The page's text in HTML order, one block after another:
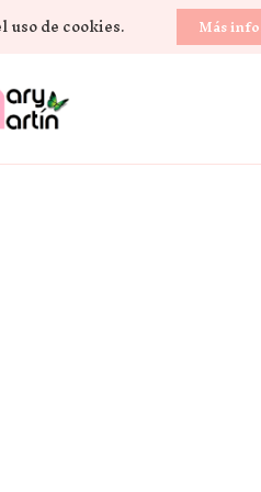
de cookies. Más
Novela Romántica y Lifestyle